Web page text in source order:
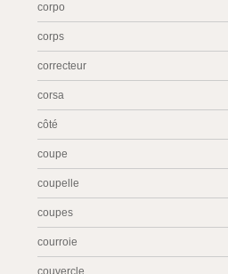
corpo
corps
correcteur
corsa
côté
coupe
coupelle
coupes
courroie
couvercle